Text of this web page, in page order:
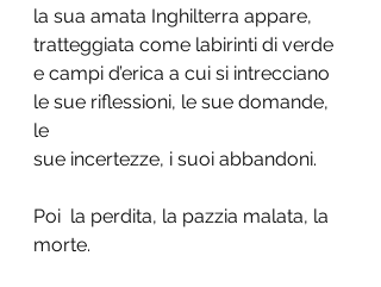
la sua amata Inghilterra appare,
tratteggiata come labirinti di verde
e campi d’erica a cui si intrecciano
le sue riflessioni, le sue domande,
le
sue incertezze, i suoi abbandoni.
Poi  la perdita, la pazzia malata, la
morte.